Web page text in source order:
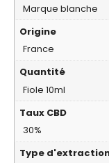
Marque blanche
Origine
France
Quantité
Fiole 10ml
Taux CBD
30%
Type